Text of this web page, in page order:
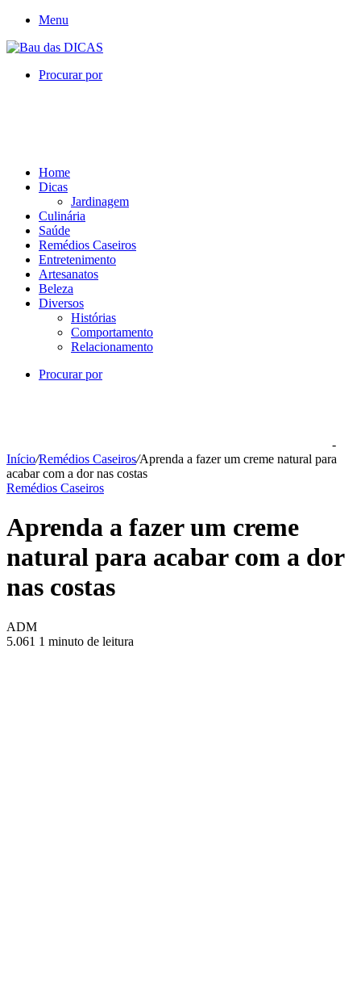
Menu
Procurar por
Home
Dicas
Jardinagem
Culinária
Saúde
Remédios Caseiros
Entretenimento
Artesanatos
Beleza
Diversos
Histórias
Comportamento
Relacionamento
Procurar por
-
Início/Remédios Caseiros/Aprenda a fazer um creme natural para
acabar com a dor nas costas
Remédios Caseiros
Aprenda a fazer um creme
natural para acabar com a dor
nas costas
ADM
5.061 1 minuto de leitura